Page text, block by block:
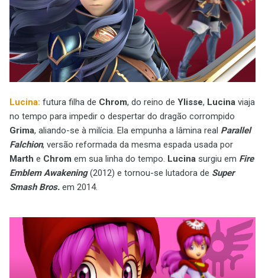
Lucina: futura filha de Chrom, do reino de Ylisse, Lucina viaja
no tempo para impedir o despertar do dragão corrompido
Grima, aliando-se à milícia. Ela empunha a lâmina real Parallel
Falchion, versão reformada da mesma espada usada por
Marth e Chrom em sua linha do tempo. Lucina surgiu em Fire
Emblem Awakening(2012) e tornou-se lutadora de Super
Smash Bros. em 2014.